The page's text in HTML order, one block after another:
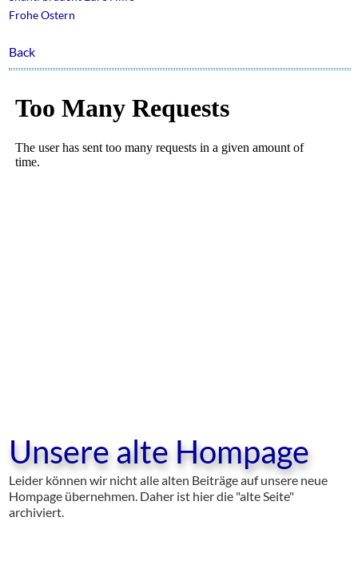
Frohe Ostern
Back
Unsere alte Hompage
Leider können wir nicht alle alten Beiträge auf unsere neue
Hompage übernehmen. Daher ist hier die "alte Seite"
archiviert.